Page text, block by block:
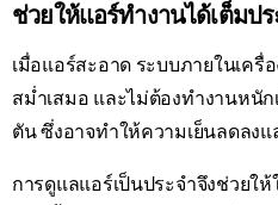
ช่วยให้แอร์ทำงานได้เต็มป
เมื่อแอร์สะอาด ระบบภายในเครื่
สม่ำเสมอ และไม่ต้องทำงานหนั
ตัน ซึ่งอาจทำให้ความเย็นลดลง
การดูแลแอร์เป็นประจำจึงช่วยใ